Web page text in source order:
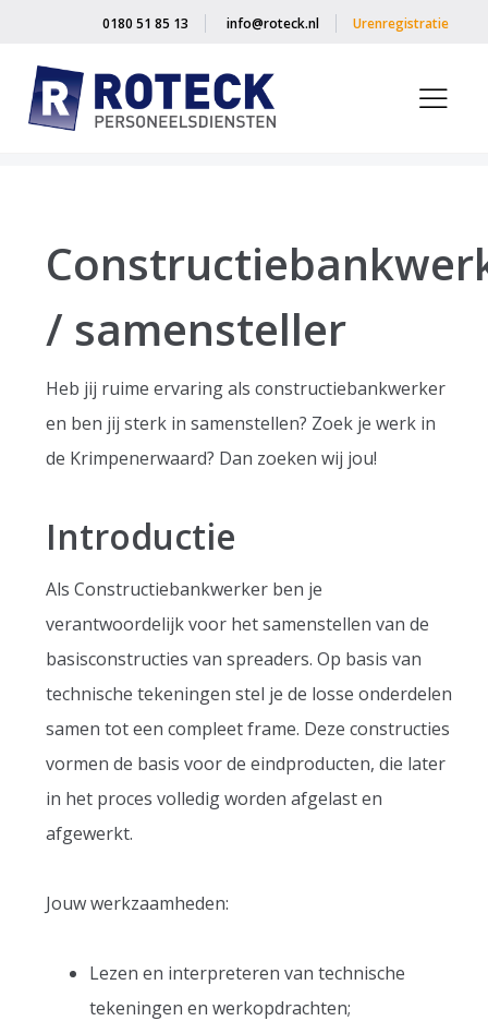
Urenregistratie
0180 51 85 13 info@roteck.nl
/ samensteller
Heb jij ruime ervaring als constructiebankwerker
en ben jij sterk in samenstellen? Zoek je werk in
de Krimpenerwaard? Dan zoeken wij jou!
Introductie
Als Constructiebankwerker ben je
verantwoordelijk voor het samenstellen van de
basisconstructies van spreaders. Op basis van
technische tekeningen stel je de losse onderdelen
samen tot een compleet frame. Deze constructies
vormen de basis voor de eindproducten, die later
in het proces volledig worden afgelast en
afgewerkt.
Jouw werkzaamheden:
Lezen en interpreteren van technische
tekeningen en werkopdrachten;